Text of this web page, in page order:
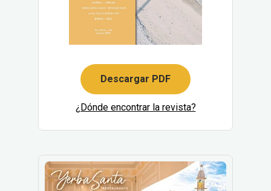
Descargar PDF
¿Dónde encontrar la revista?